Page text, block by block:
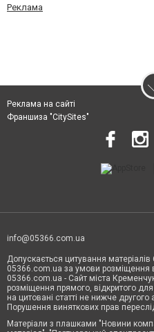
Реклама
Реклама на сайті
Франшиза "CitySites"
info@05366.com.ua
Допускається цитування
05366.com.ua за умови розміщення
05366.com.ua - Сайт міста
розміщення прямого, відкритого
на цитовані статті не нижче
Порушення виняткових прав
Матеріали з плашками "Новини